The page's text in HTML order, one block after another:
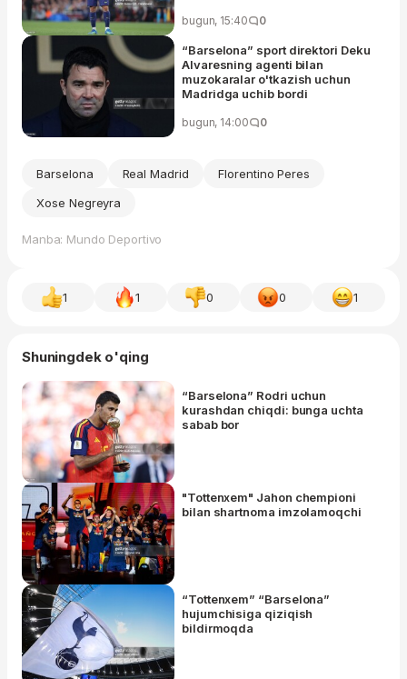
bugun, 15:40 0
“Barselona” sport direktori Deku
Alvaresning agenti bilan
muzokaralar o'tkazish uchun
Madridga uchib bordi
bugun, 14:00 0
Barselona Real Madrid
Florentino Peres
Xose Negreyra
Manba: Mundo Deportivo
1 1 0 0 1
Shuningdek o'qing
“Barselona” Rodri uchun
kurashdan chiqdi: bunga uchta
sabab bor
"Tottenxem" Jahon chempioni
bilan shartnoma imzolamoqchi
“Tottenxem” “Barselona”
hujumchisiga qiziqish
bildirmoqda